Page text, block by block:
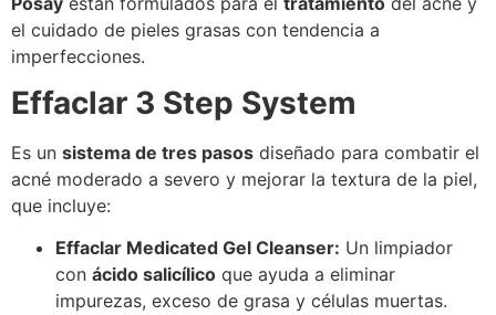
el cuidado de pieles grasas con tendencia a
imperfecciones.
Effaclar 3 Step System
Es un sistema de tres pasos diseñado para combatir el
acné moderado a severo y mejorar la textura de la piel,
que incluye:
Effaclar Medicated Gel Cleanser: Un limpiador
con ácido salicílico que ayuda a eliminar
impurezas, exceso de grasa y células muertas.